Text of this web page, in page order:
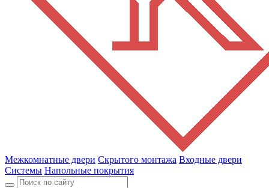
Межкомнатные двери Скрытого монтажа Входные двери
Системы Напольные покрытия